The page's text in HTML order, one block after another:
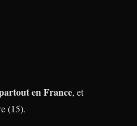
en France, et
(15).